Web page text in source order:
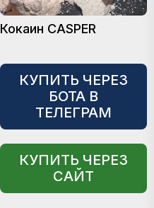
Кокаин CASPER
КУПИТЬ ЧЕРЕЗ
БОТА В
ТЕЛЕГРАМ
КУПИТЬ ЧЕРЕЗ
САЙТ